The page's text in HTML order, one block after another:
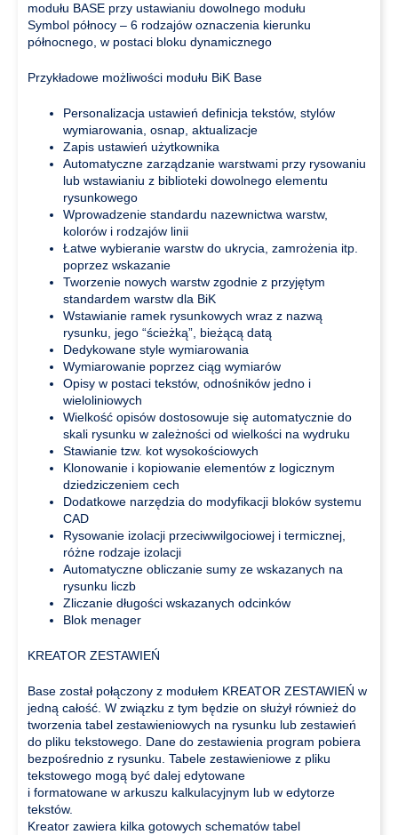
modułu BASE przy ustawianiu dowolnego modułu
Symbol północy – 6 rodzajów oznaczenia kierunku
północnego, w postaci bloku dynamicznego
Przykładowe możliwości modułu BiK Base
Personalizacja ustawień definicja tekstów, stylów
wymiarowania, osnap, aktualizacje
Zapis ustawień użytkownika
Automatyczne zarządzanie warstwami przy rysowaniu
lub wstawianiu z biblioteki dowolnego elementu
rysunkowego
Wprowadzenie standardu nazewnictwa warstw,
kolorów i rodzajów linii
Łatwe wybieranie warstw do ukrycia, zamrożenia itp.
poprzez wskazanie
Tworzenie nowych warstw zgodnie z przyjętym
standardem warstw dla BiK
Wstawianie ramek rysunkowych wraz z nazwą
rysunku, jego “ścieżką”, bieżącą datą
Dedykowane style wymiarowania
Wymiarowanie poprzez ciąg wymiarów
Opisy w postaci tekstów, odnośników jedno i
wieloliniowych
Wielkość opisów dostosowuje się automatycznie do
skali rysunku w zależności od wielkości na wydruku
Stawianie tzw. kot wysokościowych
Klonowanie i kopiowanie elementów z logicznym
dziedziczeniem cech
Dodatkowe narzędzia do modyfikacji bloków systemu
CAD
Rysowanie izolacji przeciwwilgociowej i termicznej,
różne rodzaje izolacji
Automatyczne obliczanie sumy ze wskazanych na
rysunku liczb
Zliczanie długości wskazanych odcinków
Blok menager
KREATOR ZESTAWIEŃ
Base został połączony z modułem KREATOR ZESTAWIEŃ w
jedną całość. W związku z tym będzie on służył również do
tworzenia tabel zestawieniowych na rysunku lub zestawień
do pliku tekstowego. Dane do zestawienia program pobiera
bezpośrednio z rysunku. Tabele zestawieniowe z pliku
tekstowego mogą być dalej edytowane
i formatowane w arkuszu kalkulacyjnym lub w edytorze
tekstów.
Kreator zawiera kilka gotowych schematów tabel